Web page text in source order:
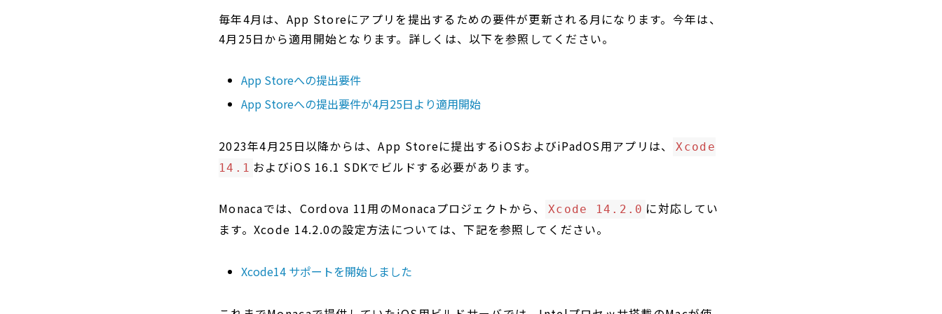
毎年4月は、App Storeにアプリを提出するための要件が更新される月になります。今年は、
4月25日から適用開始となります。詳しくは、以下を参照してください。
App Storeへの提出要件
App Storeへの提出要件が4月25日より適用開始
2023年4月25日以降からは、App Storeに提出するiOSおよびiPadOS用アプリは、
Xcode
14.1 およびiOS 16.1 SDKでビルドする必要があります。
Monacaでは、Cordova 11用のMonacaプロジェクトから、 Xcode 14.2.0 に対応してい
ます。Xcode 14.2.0の設定方法については、下記を参照してください。
Xcode14 サポートを開始しました